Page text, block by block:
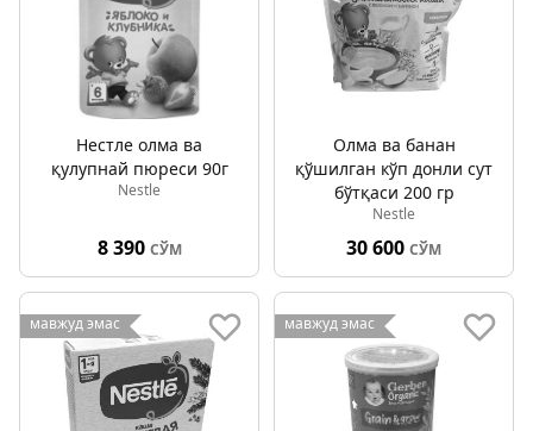
Нестле олма ва
қулупнай пюреси 90г
Nestle
8 390 СЎМ
Олма ва банан
қўшилган кўп донли сут
бўтқаси 200 гр
Nestle
30 600 СЎМ
мавжуд эмас мавжуд эмас